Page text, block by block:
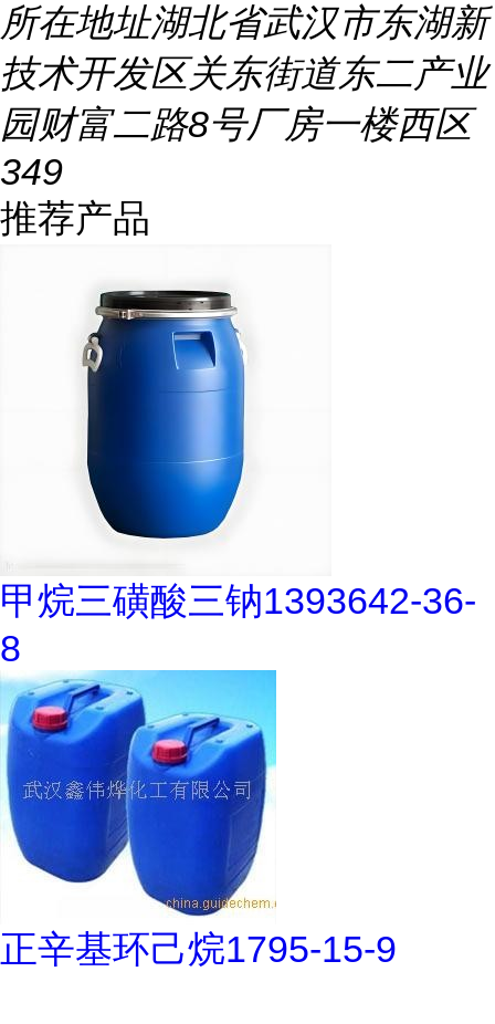
所在地址湖北省武汉市东湖新
技术开发区关东街道东二产业
园财富二路8号厂房一楼西区
349
推荐产品
甲烷三磺酸三钠1393642-36-
8
正辛基环己烷1795-15-9